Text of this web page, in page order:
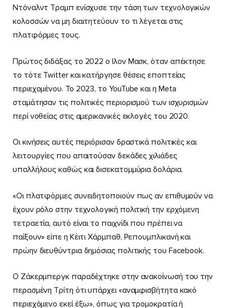
Ντόναλντ Τραμπ ενίσχυσε την τάση των τεχνολογικών
κολοσσών να μη διαιτητεύουν το τι λέγεται στις
πλατφόρμες τους.
Πρώτος διδάξας το 2022 ο Ιλον Μασκ, όταν απέκτησε
το τότε Twitter και κατήργησε θέσεις εποπτείας
περιεχομένου. Το 2023, το YouTube και η Meta
σταμάτησαν τις πολιτικές περιορισμού των ισχυρισμών
περί νοθείας στις αμερικανικές εκλογές του 2020.
Οι κινήσεις αυτές περιόρισαν δραστικά πολιτικές και
λειτουργίες που απαιτούσαν δεκάδες χιλιάδες
υπαλλήλους καθώς και δισεκατομμύρια δολάρια.
«Οι πλατφόρμες συνειδητοποιούν πως αν επιθυμούν να
έχουν ρόλο στην τεχνολογική πολιτική την ερχόμενη
τετραετία, αυτό είναι το παιχνίδι που πρέπει να
παίξουν» είπε η Κέιτι Χάρμπαθ, Ρεπουμπλικανή και
πρώην διευθύντρια δημόσιας πολιτικής του Facebook.
Ο Ζάκερμπεργκ παραδέχτηκε στην ανακοίνωσή του την
περασμένη Τρίτη ότι υπάρχει «αναμφισβήτητα κακό
περιεχόμενο εκεί έξω», όπως για τρομοκρατία ή